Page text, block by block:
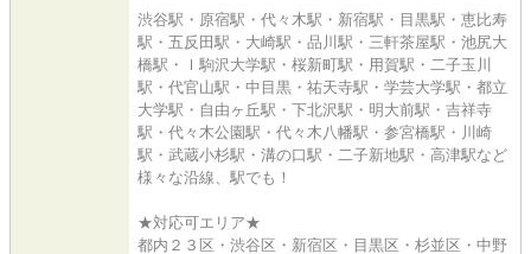
渋谷駅・原宿駅・代々木駅・新宿駅・目黒駅・恵比寿
駅・五反田駅・大崎駅・品川駅・三軒茶屋駅・池尻大
橋駅・ｌ駒沢大学駅・桜新町駅・用賀駅・二子玉川
駅・代官山駅・中目黒・祐天寺駅・学芸大学駅・都立
大学駅・自由ヶ丘駅・下北沢駅・明大前駅・吉祥寺
駅・代々木公園駅・代々木八幡駅・参宮橋駅・川崎
駅・武蔵小杉駅・溝の口駅・二子新地駅・高津駅など
様々な沿線、駅でも！
★対応可エリア★
都内２３区・渋谷区・新宿区・目黒区・杉並区・中野